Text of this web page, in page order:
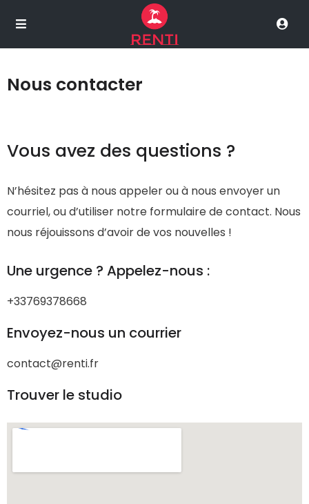
Nous contacter
Vous avez des questions ?
N’hésitez pas à nous appeler ou à nous envoyer un
courriel, ou d’utiliser notre formulaire de contact. Nous
nous réjouissons d’avoir de vos nouvelles !
Une urgence ? Appelez-nous :
+33769378668
Envoyez-nous un courrier
contact@renti.fr
Trouver le studio